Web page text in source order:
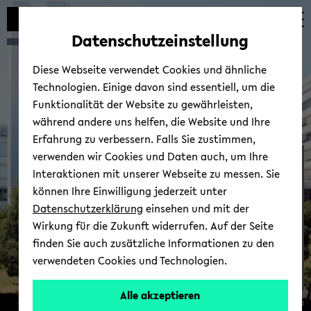
Automatische
vermeiden
zum
wechseln
zum
wechseln
zum
wechseln
Eco­no­mic Theo­ry and
Com­pu­ta­tio­nal Eco­no­
mics (ETACE)
© Uni­ver­si­tät Bie­le­feld
Datenschutzeinstellung
Diese Webseite verwendet Cookies und ähnliche
Technologien. Einige davon sind essentiell, um die
Funktionalität der Website zu gewährleisten,
während andere uns helfen, die Website und Ihre
Erfahrung zu verbessern. Falls Sie zustimmen,
verwenden wir Cookies und Daten auch, um Ihre
Interaktionen mit unserer Webseite zu messen. Sie
können Ihre Einwilligung jederzeit unter
Datenschutzerklärung einsehen und mit der
Wirkung für die Zukunft widerrufen. Auf der Seite
finden Sie auch zusätzliche Informationen zu den
verwendeten Cookies und Technologien.
Alle akzeptieren